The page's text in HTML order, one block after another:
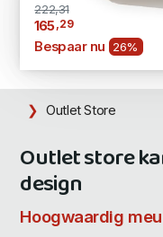
222,31
165,29
Bespaar nu 26%
Outlet Store
Outlet store
design
Hoogwaardig